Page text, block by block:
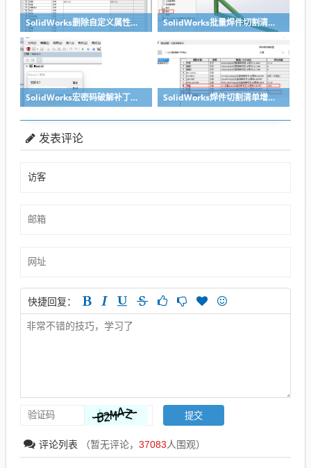
SolidWorks删除自定义属性宏+配置特定宏 SolidWorks批量焊件切割清单带属性导出零件宏，方便实用
SolidWorks宏密码破解补丁，适合所有带密码的宏 SolidWorks焊件切割清单增加单重总重属性宏
发表评论
快捷回复：
评论列表 （暂无评论， 37083人围观）